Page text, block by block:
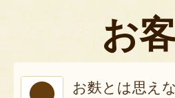
お
お麩とは思え